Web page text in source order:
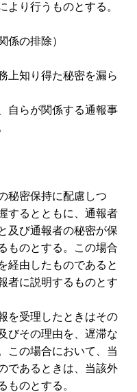
り行うものとする。
係の排除）
上知り得た秘密を漏ら
らが関係する通報事
秘密保持に配慮しつ
するとともに、通報者
及び通報者の秘密が保
ものとする。この場合
経由したものであると
者に説明するものとす
受理したときはその
びその理由を、遅滞な
この場合において、当
であるときは、当該外
ものとする。